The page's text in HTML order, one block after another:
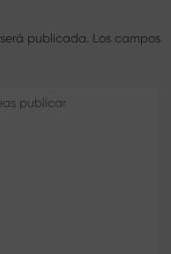
publicada. Los campos